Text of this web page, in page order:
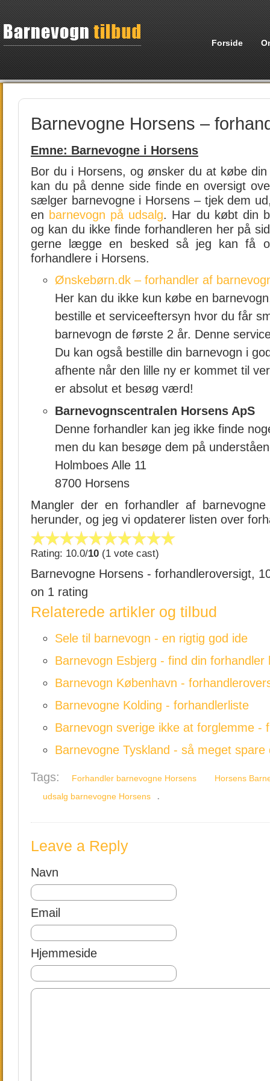
Forside
Barnevogne Horsens –
Emne: Barnevogne i Horsens
Bor du i Horsens, og ønsker du at købe
kan du på denne side finde en oversigt
sælger barnevogne i Horsens – tjek dem
en barnevogn på udsalg. Har du købt din
og kan du ikke finde forhandleren her på
gerne lægge en besked så jeg kan få
forhandlere i Horsens.
Ønskebørn.dk – forhandler af
Her kan du ikke kun købe en
bestille et serviceeftersyn hvor du får
barnevogn de første 2 år. Denne
Du kan også bestille din barnevogn i
afhente når den lille ny er kommet til
er absolut et besøg værd!
Barnevognscentralen Horsens ApS
Denne forhandler kan jeg ikke finde
men du kan besøge dem på
Holmboes Alle 11
8700 Horsens
Mangler der en forhandler af
herunder, og jeg vi opdaterer listen over
Rating: 10.0/10 (1 vote cast)
Barnevogne Horsens - forhandleroversigt,
on 1 rating
Relaterede artikler og tilbud
Sele til barnevogn - en rigtig god ide
Barnevogn Esbjerg - find din forhandler
Barnevogn København -
Barnevogne Kolding - forhandlerliste
Barnevogn sverige ikke at forglemme -
Barnevogne Tyskland - så meget spare
Tags: Forhandler barnevogne Horsens
Horsens
udsalg barnevogne Horsens
.
Leave a Reply
Navn
Email
Hjemmeside